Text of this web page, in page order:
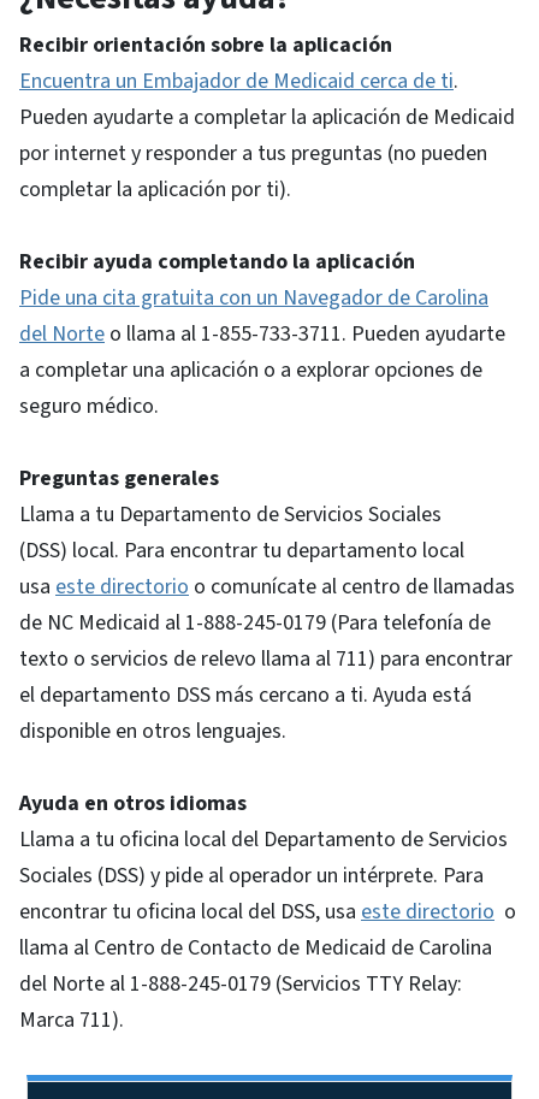
Recibir orientación sobre la aplicación
Encuentra un Embajador de Medicaid cerca de ti.
Pueden ayudarte a completar la aplicación de Medicaid
por internet y responder a tus preguntas (no pueden
completar la aplicación por ti).
Recibir ayuda completando la aplicación
Pide una cita gratuita con un Navegador de Carolina
del Norte o llama al 1-855-733-3711. Pueden ayudarte
a completar una aplicación o a explorar opciones de
seguro médico.
Preguntas generales
Llama a tu Departamento de Servicios Sociales
(DSS) local. Para encontrar tu departamento local
usa este directorio o comunícate al centro de llamadas
de NC Medicaid al 1-888-245-0179 (Para telefonía de
texto o servicios de relevo llama al 711) para encontrar
el departamento DSS más cercano a ti. Ayuda está
disponible en otros lenguajes.
Ayuda en otros idiomas
Llama a tu oficina local del Departamento de Servicios
Sociales (DSS) y pide al operador un intérprete. Para
encontrar tu oficina local del DSS, usa este directorio o
llama al Centro de Contacto de Medicaid de Carolina
del Norte al 1-888-245-0179 (Servicios TTY Relay:
Marca 711).